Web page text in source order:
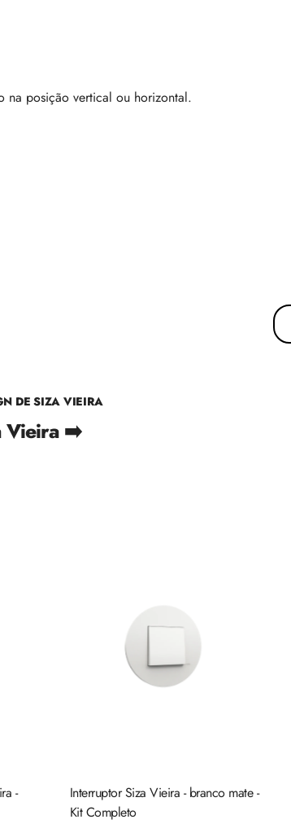
na posição vertical ou horizontal.
DE SIZA VIEIRA
Vieira ➡️
-
Interruptor Siza Vieira - branco mate -
Kit Completo